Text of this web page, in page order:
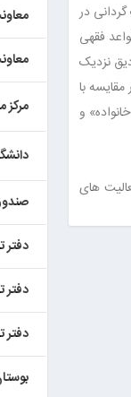
گردانی در
فقهی
نزدیک
با
و
‌های
مرکز
دفتر
دفتر